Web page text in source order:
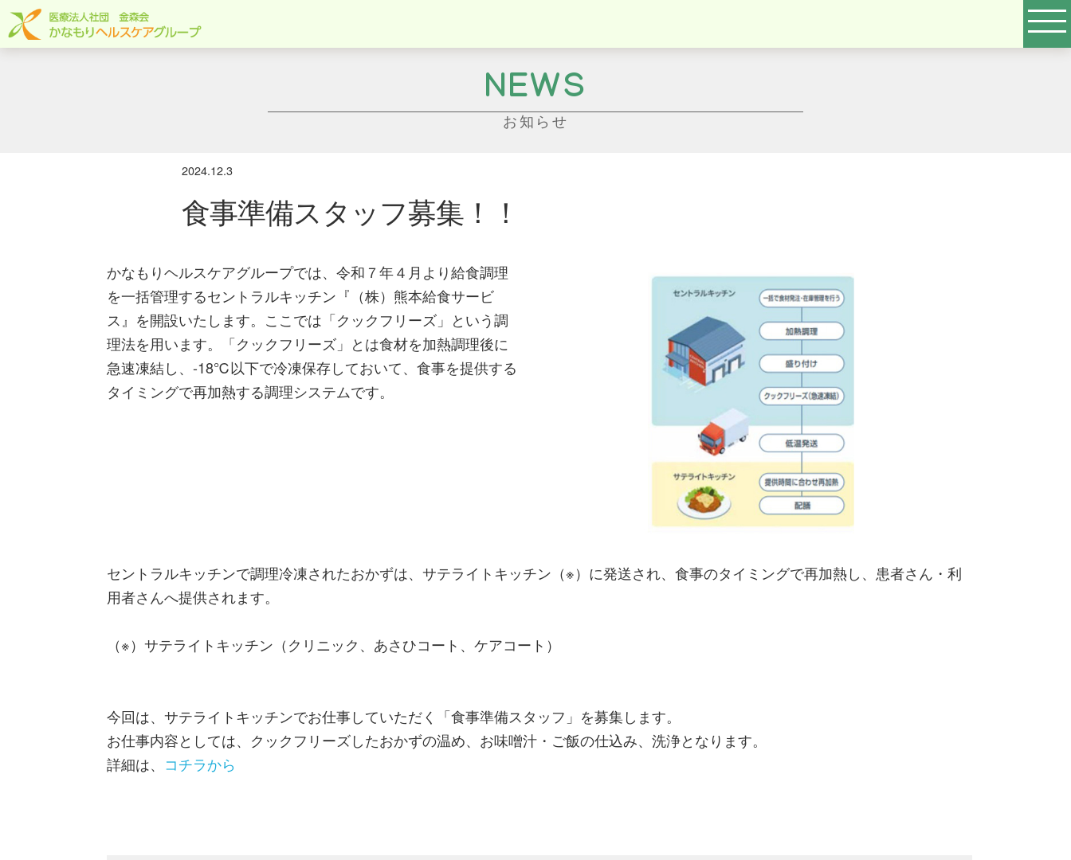
NEWS
お知らせ
2024.12.3
食事準備スタッフ募集！！
かなもりヘルスケアグループでは、令和７年４月より給食調理
を一括管理するセントラルキッチン『（株）熊本給食サービ
ス』を開設いたします。ここでは「クックフリーズ」という調
理法を用います。「クックフリーズ」とは食材を加熱調理後に
急速凍結し、-18℃以下で冷凍保存しておいて、食事を提供する
タイミングで再加熱する調理システムです。
セントラルキッチンで調理冷凍されたおかずは、サテライトキッチン（※）に発送され、食事のタイミングで再加熱し、患者さん・利
用者さんへ提供されます。
（※）サテライトキッチン（クリニック、あさひコート、ケアコート）
今回は、サテライトキッチンでお仕事していただく「食事準備スタッフ」を募集します。
お仕事内容としては、クックフリーズしたおかずの温め、お味噌汁・ご飯の仕込み、洗浄となります。
詳細は、 コチラから